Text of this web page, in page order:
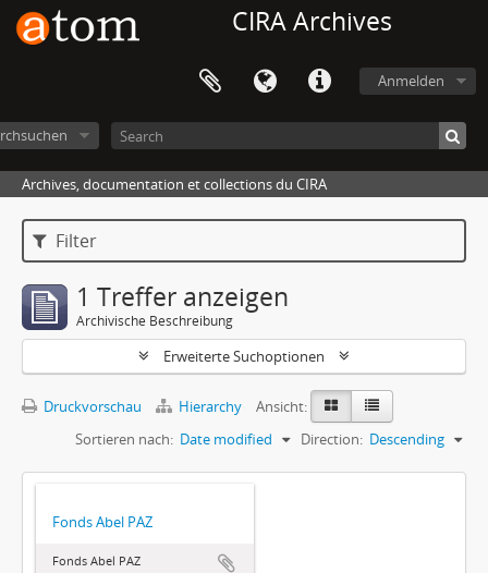
CIRA Archives
Anmelden
Archives, documentation et collections du CIRA
Filter
1 Treffer anzeigen
Archivische Beschreibung
Erweiterte Suchoptionen
Druckvorschau Hierarchy
Ansicht:
Sortieren nach: Date modified Direction: Descending
Fonds Abel PAZ
Fonds Abel PAZ